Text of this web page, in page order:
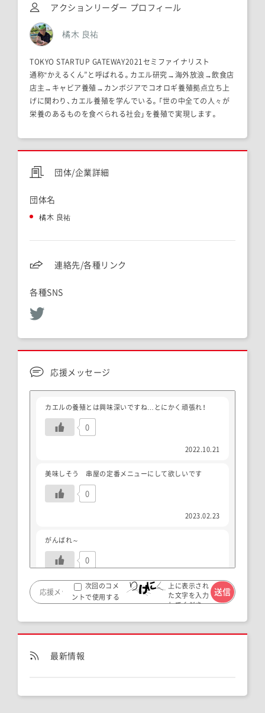
アクションリーダー プロフィール
橘木 良祐
TOKYO STARTUP GATEWAY2021セミファイナリスト
通称“かえるくん”と呼ばれる。カエル研究→海外放浪→飲食店
店主→キャビア養殖→カンボジアでコオロギ養殖拠点立ち上
げに関わり、カエル養殖を学んでいる。「世の中全ての人々が
栄養のあるものを食べられる社会」を養殖で実現します。
団体/企業詳細
団体名
橘木 良祐
連絡先/各種リンク
各種SNS
応援メッセージ
カエルの養殖とは興味深いですね…とにかく頑張れ！
0
2022.10.21
美味しそう 串屋の定番メニューにして欲しいです
0
2023.02.23
がんばれ～
0
2023.12.15
カエル食べた事あるけど美味しいですよね！日本では食用
次回のコメ
ントで使用する
ためブラウザー
イトを保存する。
上に表示され
た文字を入力
してくださ
最新情報